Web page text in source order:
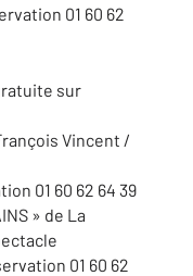
01 60 62
sur
Vincent /
01 60 62 64 39
» de La
01 60 62